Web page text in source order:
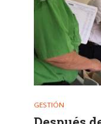
GESTIÓN